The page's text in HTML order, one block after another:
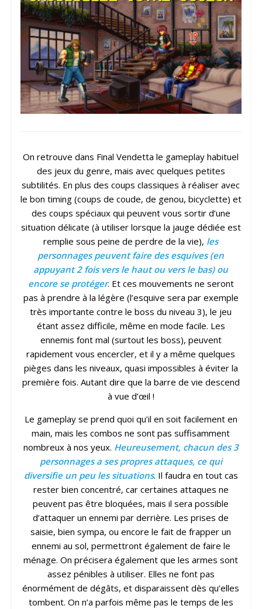
On retrouve dans Final Vendetta le gameplay habituel
des jeux du genre, mais avec quelques petites
subtilités. En plus des coups classiques à réaliser avec
le bon timing (coups de coude, de genou, bicyclette) et
des coups spéciaux qui peuvent vous sortir d’une
situation délicate (à utiliser lorsque la jauge dédiée est
remplie sous peine de perdre de la vie), les
personnages peuvent faire des esquives (en
appuyant 2 fois vers le haut ou vers le bas) ou
encore se protéger. Et ces mouvements ne seront
pas à prendre à la légère (l’esquive sera par exemple
très importante contre le boss du niveau 3), le jeu
étant assez difficile, même en mode facile. Les
ennemis font mal (surtout les boss), peuvent
rapidement vous encercler, et il y a même quelques
pièges dans les niveaux, quasi impossibles à éviter la
première fois. Autant dire que la barre de vie descend
à vue d’œil !
Le gameplay se prend quoi qu’il en soit facilement en
main, mais les combos ne sont pas suffisamment
nombreux à nos yeux. Heureusement, chacun des 3
personnages a ses propres attaques, ce qui
diversifie un peu les situations. Il faudra en tout cas
rester bien concentré, car certaines attaques ne
peuvent pas être bloquées, mais il sera possible
d’attaquer un ennemi par derrière. Les prises de
saisie, bien sympa, ou encore le fait de frapper un
ennemi au sol, permettront également de faire le
ménage. On précisera également que les armes sont
assez pénibles à utiliser. Elles ne font pas
énormément de dégâts, et disparaissent dès qu’elles
tombent. On n’a parfois même pas le temps de les